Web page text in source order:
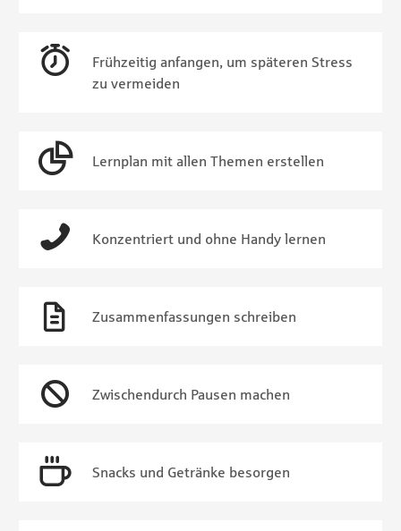
Frühzeitig anfangen, um späteren Stress
zu vermeiden
Lernplan mit allen Themen erstellen
Konzentriert und ohne Handy lernen
Zusammenfassungen schreiben
Zwischendurch Pausen machen
Snacks und Getränke besorgen